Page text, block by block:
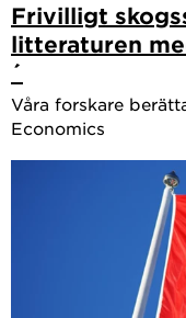
Skogsskadecentrum
kommittén för
vilken är
frågor kring
statsvetenskapliga
för SWEPSA, samt
Formas i Skogforsk
Frivilligt
litteraturen
´
Våra forskare
Economics